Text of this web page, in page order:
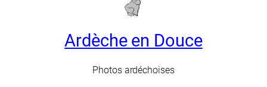
Ardèche en Douce
Photos ardéchoises